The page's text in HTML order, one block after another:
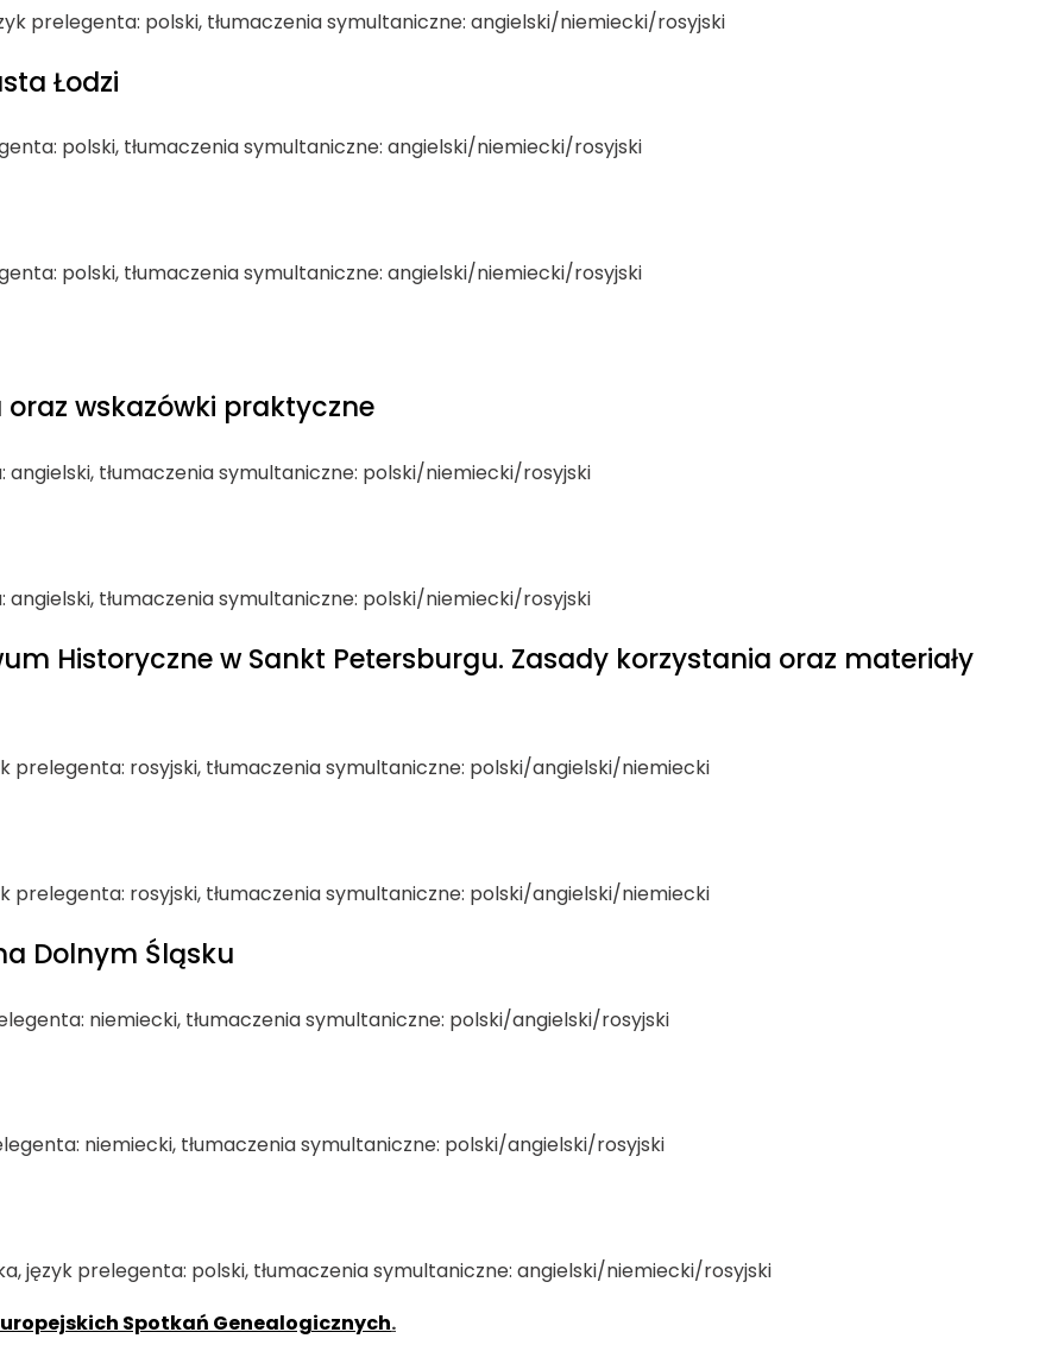
prelegenta: polski, tłumaczenia symultaniczne: angielski/niemiecki/rosyjski
Łodzi
polski, tłumaczenia symultaniczne: angielski/niemiecki/rosyjski
polski, tłumaczenia symultaniczne: angielski/niemiecki/rosyjski
oraz wskazówki praktyczne
angielski, tłumaczenia symultaniczne: polski/niemiecki/rosyjski
angielski, tłumaczenia symultaniczne: polski/niemiecki/rosyjski
Historyczne w Sankt Petersburgu. Zasady korzystania oraz materiały
prelegenta: rosyjski, tłumaczenia symultaniczne: polski/angielski/niemiecki
prelegenta: rosyjski, tłumaczenia symultaniczne: polski/angielski/niemiecki
Dolnym Śląsku
niemiecki, tłumaczenia symultaniczne: polski/angielski/rosyjski
niemiecki, tłumaczenia symultaniczne: polski/angielski/rosyjski
język prelegenta: polski, tłumaczenia symultaniczne: angielski/niemiecki/rosyjski
Spotkań Genealogicznych.